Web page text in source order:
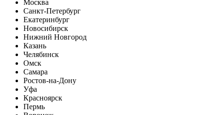
Москва
Санкт-Петербург
Екатеринбург
Новосибирск
Нижний Новгород
Казань
Челябинск
Омск
Самара
Ростов-на-Дону
Уфа
Красноярск
Пермь